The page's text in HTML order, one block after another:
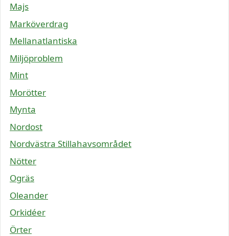
Majs
Marköverdrag
Mellanatlantiska
Miljöproblem
Mint
Morötter
Mynta
Nordost
Nordvästra Stillahavsområdet
Nötter
Ogräs
Oleander
Orkidéer
Örter